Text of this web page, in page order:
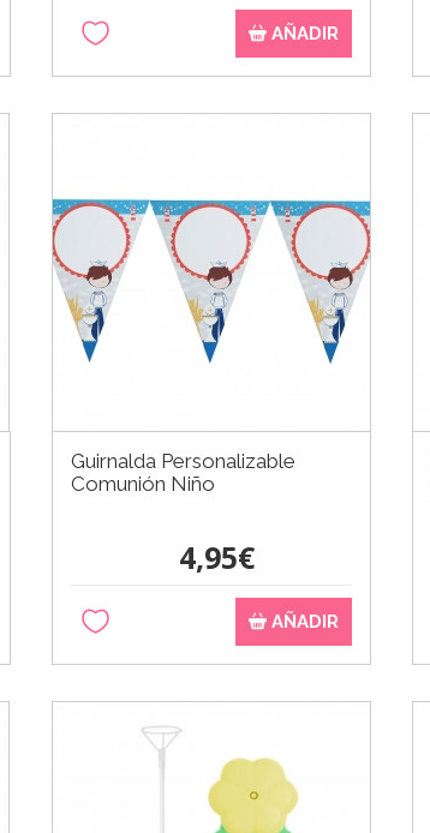
AÑADIR
Guirnalda Personalizable
Comunión Niño
4,95€
AÑADIR